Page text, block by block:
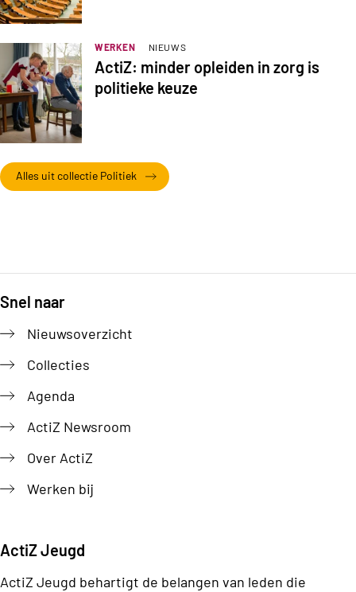
WERKEN NIEUWS
ActiZ: minder opleiden in zorg is
politieke keuze
Alles uit collectie Politiek
Snel naar
Nieuwsoverzicht
Collecties
Agenda
ActiZ Newsroom
Over ActiZ
Werken bij
ActiZ Jeugd
ActiZ Jeugd behartigt de belangen van leden die